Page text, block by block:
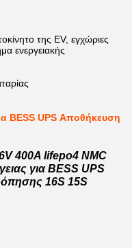
της EV, εγχώριες
ενεργειακής
BESS UPS Αποθήκευση
400A lifepo4 NMC
για BESS UPS
16S 15S